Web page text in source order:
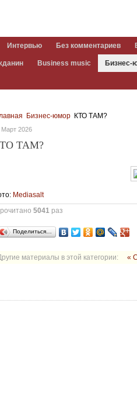
Интервью Без комментариев
Business music Бизнес-
Бизнес-юмор КТО ТАМ?
Март 2026
ТАМ?
Меdiasalt
5041 раз
Поделиться…
материалы в этой категории: «